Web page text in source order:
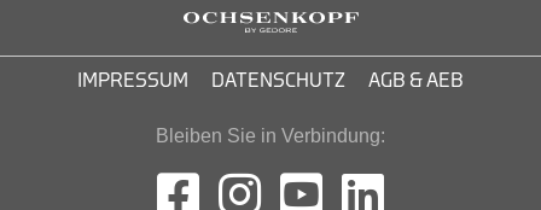
IMPRESSUM DATENSCHUTZ AGB & AEB
Bleiben Sie in Verbindung: